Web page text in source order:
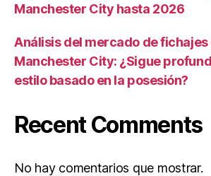
Manchester City hasta 2026
Análisis del mercado de
Manchester City: ¿Sigue
estilo basado en la posesión?
Recent Comments
No hay comentarios que mostrar.